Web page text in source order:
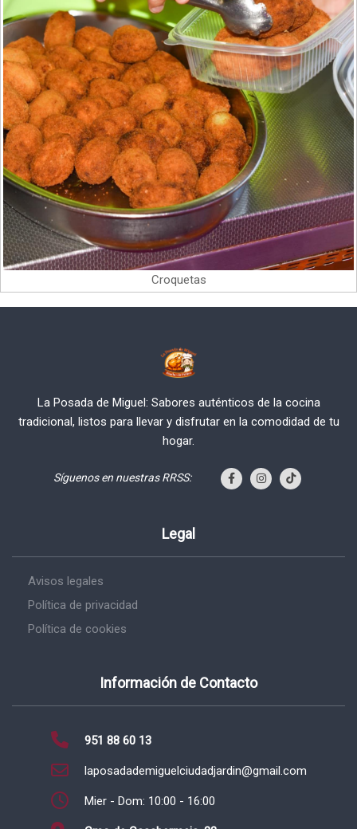
Croquetas
La Posada de Miguel: Sabores auténticos de la cocina
tradicional, listos para llevar y disfrutar en la comodidad de tu
hogar.
Síguenos en nuestras RRSS:
Legal
Avisos legales
Política de privacidad
Política de cookies
Información de Contacto
951 88 60 13
laposadademiguelciudadjardin@gmail.com
Mier - Dom: 10:00 - 16:00